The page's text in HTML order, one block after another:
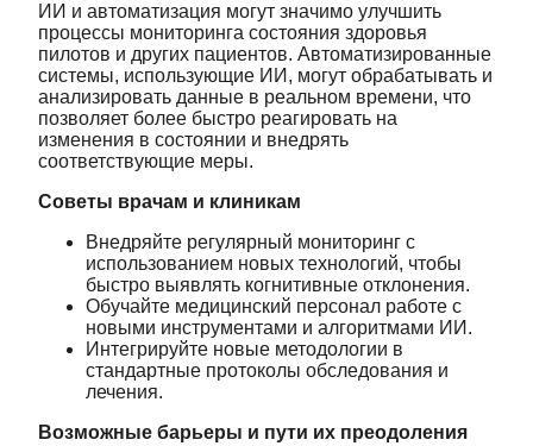
ИИ и автоматизация могут значимо улучшить
процессы мониторинга состояния здоровья
пилотов и других пациентов. Автоматизированные
системы, использующие ИИ, могут обрабатывать и
анализировать данные в реальном времени, что
позволяет более быстро реагировать на
изменения в состоянии и внедрять
соответствующие меры.
Советы врачам и клиникам
Внедряйте регулярный мониторинг с
использованием новых технологий, чтобы
быстро выявлять когнитивные отклонения.
Обучайте медицинский персонал работе с
новыми инструментами и алгоритмами ИИ.
Интегрируйте новые методологии в
стандартные протоколы обследования и
лечения.
Возможные барьеры и пути их преодоления